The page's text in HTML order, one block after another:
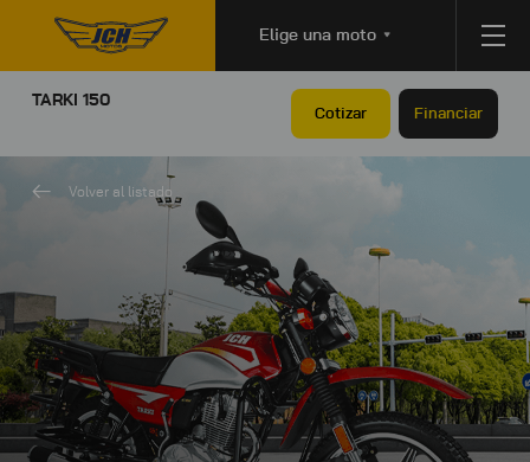
Elige una moto
TARKI 150
Cotizar Financiar
Volver al listado